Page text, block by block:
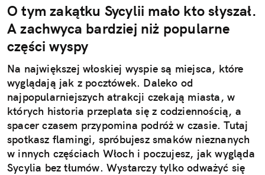
O tym zakątku Sycylii mało kto słyszał.
A zachwyca bardziej niż popularne
części wyspy
Na największej włoskiej wyspie są miejsca, które
wyglądają jak z pocztówek. Daleko od
najpopularniejszych atrakcji czekają miasta, w
których historia przeplata się z codziennością, a
spacer czasem przypomina podróż w czasie. Tutaj
spotkasz flamingi, spróbujesz smaków nieznanych
w innych częściach Włoch i poczujesz, jak wygląda
Sycylia bez tłumów. Wystarczy tylko odważyć się